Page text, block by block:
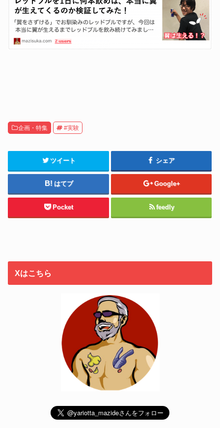
企画・特集 #実験
ツイート シェア
はてブ Google+
Pocket feedly
Xはこちら